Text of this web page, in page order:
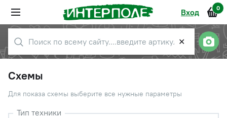
Вход 0
✕
Схемы
Для показа схемы выберите все нужные параметры
Тип техники